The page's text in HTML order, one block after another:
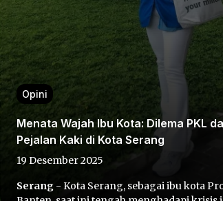
Opini
Menata Wajah Ibu Kota: Dilema PKL
Pejalan Kaki di Kota Serang
19 Desember 2025
Serang - Kota Serang, sebagai ibu kota